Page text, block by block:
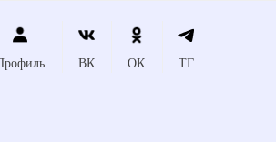
ВК ОК ТГ